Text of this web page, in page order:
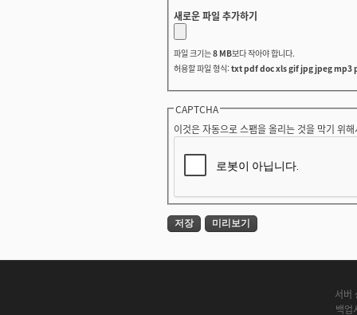
새로운 파일 추가하기
파일 크기는8 MB보다 작아야 합니다.
허용할 파일 형식: txt pdf doc xls gif jpg jpeg mp3
CAPTCHA
이것은 자동으로 스팸을 올리는 것을 막기 위
서버
백업